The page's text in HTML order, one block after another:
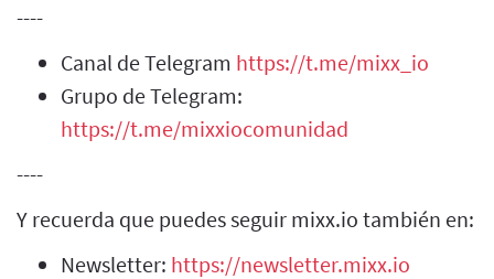
----
Canal de Telegram https://t.me/mixx_io
Grupo de Telegram:
https://t.me/mixxiocomunidad
----
Y recuerda que puedes seguir mixx.io también en:
Newsletter: https://newsletter.mixx.io